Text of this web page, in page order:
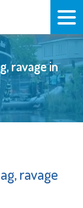
ravage in
ravage